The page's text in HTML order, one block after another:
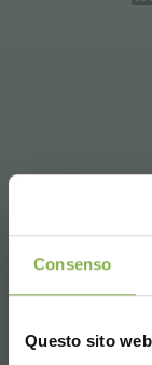
Consenso
Questo sito